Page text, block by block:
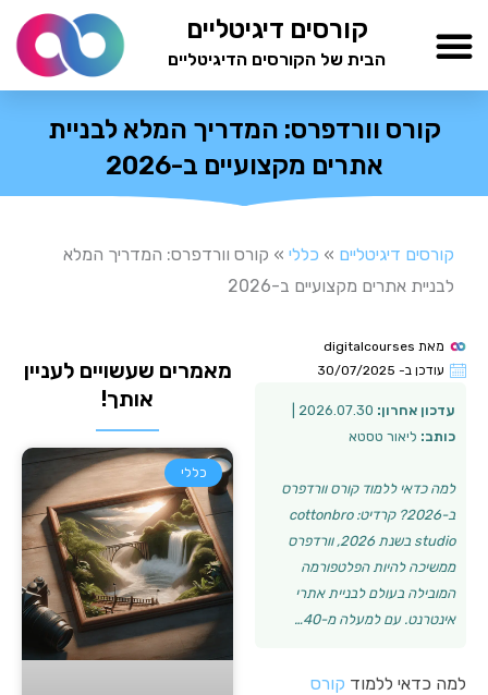
לתוכן
קורסים דיגיטליים
הבית של הקורסים הדיגיטליים
קורס וורדפרס: המדריך המלא לבניית
אתרים מקצועיים ב-2026
קורסים דיגיטליים » כללי » קורס וורדפרס: המדריך המלא
לבניית אתרים מקצועיים ב-2026
מאת
עודכן ב- 30/07/2025
עדכון אחרון:
כותב: ליאור טסטא
למה כדאי ללמוד קורס וורדפרס
ב-2026? קרדיט: cottonbro
studio בשנת 2026, וורדפרס
ממשיכה להיות הפלטפורמה
המובילה בעולם לבניית אתרי
אינטרנט. עם למעלה מ-40…
למה כדאי ללמוד קורס
מאמרים שעשויים לעניין
אותך!
כללי